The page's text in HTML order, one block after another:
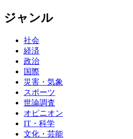
ジャンル
社会
経済
政治
国際
災害・気象
スポーツ
世論調査
オピニオン
IT・科学
文化・芸能